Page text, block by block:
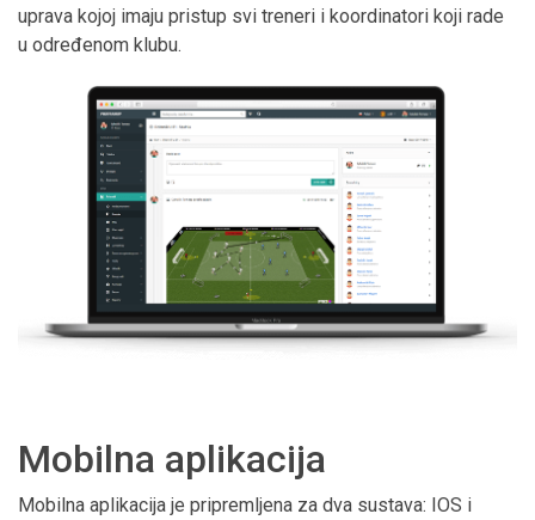
uprava kojoj imaju pristup svi treneri i koordinatori koji rade
u određenom klubu.
Mobilna aplikacija
Mobilna aplikacija je pripremljena za dva sustava: IOS i